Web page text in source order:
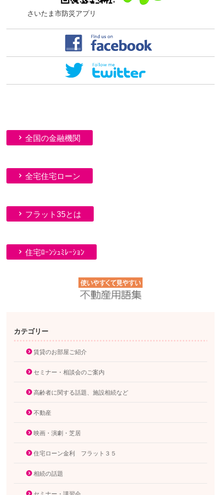
さいたま市防災アプリ
全国の金融機関
全宅住宅ローン
フラット35とは
住宅ﾛｰﾝｼｭﾐﾚｰｼｮﾝ
カテゴリー
賃貸のお部屋ご紹介
セミナー・相談会のご案内
高齢者に関する話題、施設相続など
不動産
映画・演劇・芝居
住宅ローン金利 フラット３５
相続の話題